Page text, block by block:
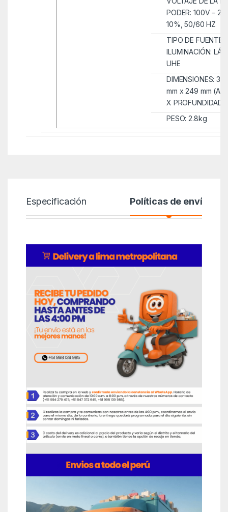
PODER: 100V –
10%, 50/60 HZ
TIPO DE FUENTE
ILUMINACIÓN:
UHE
DIMENSIONES:
mm x 249 mm
X PROFUNDIDAD)
PESO: 2.8kg
Especificación Políticas de envío